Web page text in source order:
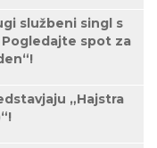
službeni singl s
Pogledajte spot za
„Hajstra